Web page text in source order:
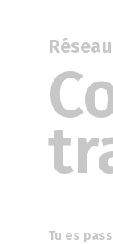
Tu es